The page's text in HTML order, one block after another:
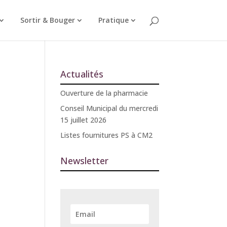
Sortir & Bouger Pratique
Actualités
Ouverture de la pharmacie
Conseil Municipal du mercredi
15 juillet 2026
Listes fournitures PS à CM2
Newsletter